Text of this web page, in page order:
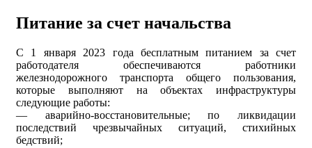
Питание за счет начальства
С 1 января 2023 года бесплатным питанием за счет
работодателя обеспечиваются работники
железнодорожного транспорта общего пользования,
которые выполняют на объектах инфраструктуры
следующие работы:
— аварийно-восстановительные; по ликвидации
последствий чрезвычайных ситуаций, стихийных
бедствий;